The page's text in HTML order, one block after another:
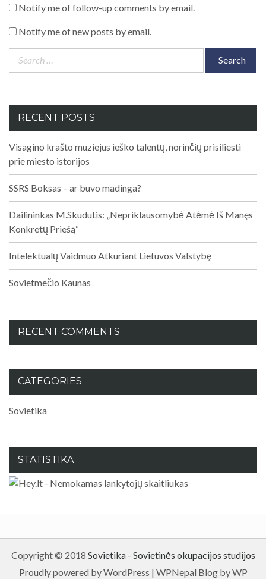
Notify me of follow-up comments by email.
Notify me of new posts by email.
Search
for:
RECENT POSTS
Visagino krašto muziejus ieško talentų, norinčių prisiliesti
prie miesto istorijos
SSRS Boksas – ar buvo madinga?
Dailininkas M.Skudutis: „Nepriklausomybė Atėmė Iš Manęs
Konkretų Priešą“
Intelektualų Vaidmuo Atkuriant Lietuvos Valstybę
Sovietmečio Kaunas
RECENT COMMENTS
CATEGORIES
Sovietika
STATISTIKA
Copyright © 2018 Sovietika - Sovietinės okupacijos studijos
Proudly powered by WordPress | WPNepal Blog by WP